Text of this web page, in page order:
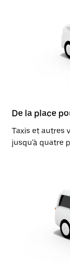
De la place
Taxis et autres
jusqu'à quatre